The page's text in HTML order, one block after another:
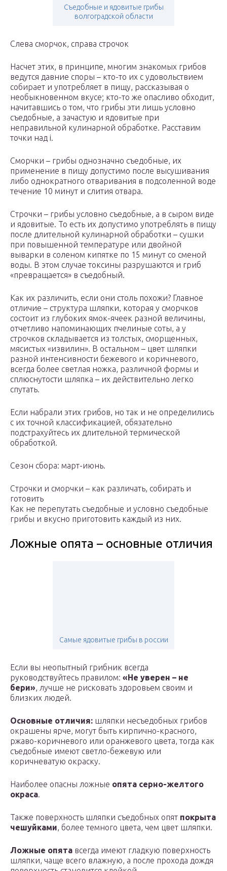
Съедобные и ядовитые грибы
волгоградской области
Слева сморчок, справа строчок
Насчет этих, в принципе, многим знакомых грибов
ведутся давние споры – кто-то их с удовольствием
собирает и употребляет в пищу, рассказывая о
необыкновенном вкусе; кто-то же опасливо обходит,
начитавшись о том, что грибы эти лишь условно
съедобные, а зачастую и ядовитые при
неправильной кулинарной обработке. Расставим
точки над i.
Сморчки – грибы однозначно съедобные, их
применение в пищу допустимо после высушивания
либо однократного отваривания в подсоленной воде
течение 10 минут и слития отвара.
Строчки – грибы условно съедобные, а в сыром виде
и ядовитые. То есть их допустимо употреблять в пищу
после длительной кулинарной обработки – сушки
при повышенной температуре или двойной
выварки в соленом кипятке по 15 минут со сменой
воды. В этом случае токсины разрушаются и гриб
«превращается» в съедобный.
Как их различить, если они столь похожи? Главное
отличие – структура шляпки, которая у сморчков
состоит из глубоких ямок-ячеек разной величины,
отчетливо напоминающих пчелиные соты, а у
строчков складывается из толстых, сморщенных,
мясистых «извилин». В остальном – цвет шляпки
разной интенсивности бежевого и коричневого,
всегда более светлая ножка, различной формы и
сплюснутости шляпка – их действительно легко
спутать.
Если набрали этих грибов, но так и не определились
с их точной классификацией, обязательно
подстрахуйтесь их длительной термической
обработкой.
Сезон сбора: март-июнь.
Строчки и сморчки – как различать, собирать и
готовить
Как не перепутать съедобные и условно съедобные
грибы и вкусно приготовить каждый из них.
Ложные опята – основные отличия
Самые ядовитые грибы в россии
Если вы неопытный грибник всегда
руководствуйтесь правилом: «Не уверен – не
бери», лучше не рисковать здоровьем своим и
близких людей.
Основные отличия: шляпки несъедобных грибов
окрашены ярче, могут быть кирпично-красного,
ржаво-коричневого или оранжевого цвета, тогда как
съедобные имеют светло-бежевую или
коричневатую окраску.
Наиболее опасны ложные опята серно-желтого
окраса.
Также поверхность шляпки съедобных опят покрыта
чешуйками, более темного цвета, чем цвет шляпки.
Ложные опята всегда имеют гладкую поверхность
шляпки, чаще всего влажную, а после прохода дождя